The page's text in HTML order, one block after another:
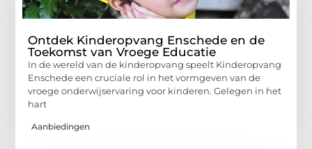
Ontdek Kinderopvang Enschede en de
Toekomst van Vroege Educatie
In de wereld van de kinderopvang speelt Kinderopvang
Enschede een cruciale rol in het vormgeven van de
vroege onderwijservaring voor kinderen. Gelegen in het
hart
Aanbiedingen